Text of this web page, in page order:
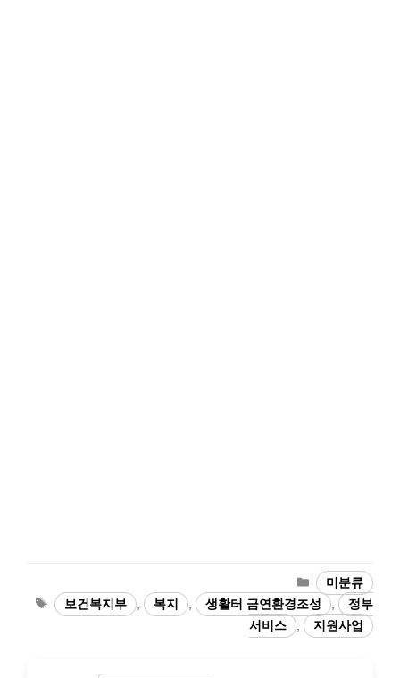
카
테
고
리
미분류
태
그
보건복지부 복지 생활터 금연환경조성
정부
서비스
지원사업